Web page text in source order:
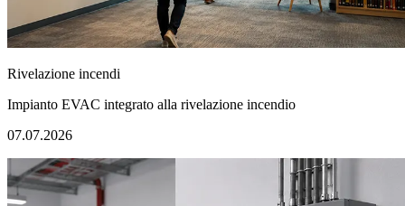
Rivelazione incendi
Impianto EVAC integrato alla rivelazione incendio
07.07.2026